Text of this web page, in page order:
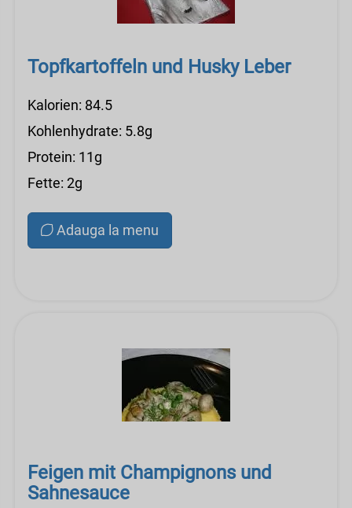
Topfkartoffeln und Husky Leber
Kalorien: 84.5
Kohlenhydrate: 5.8g
Protein: 11g
Fette: 2g
Adauga la menu
Feigen mit Champignons und
Sahnesauce